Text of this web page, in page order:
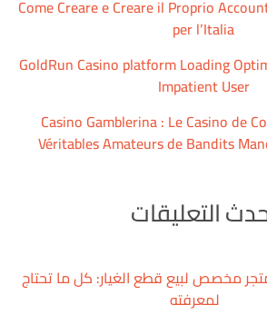
Come Creare e Creare il Proprio
per l’Italia
GoldRun Casino platform Loading
Impatient User
Casino Gamblerina : Le Casino de
Véritables Amateurs de Bandits
التعليقات
مخصص لبيع قطع الغيار: كل ما تحتاج
لمعرفته